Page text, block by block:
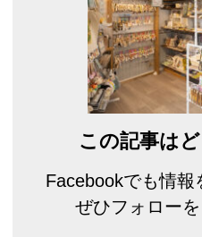
この記事は
Facebookでも情報
ぜひフォローを